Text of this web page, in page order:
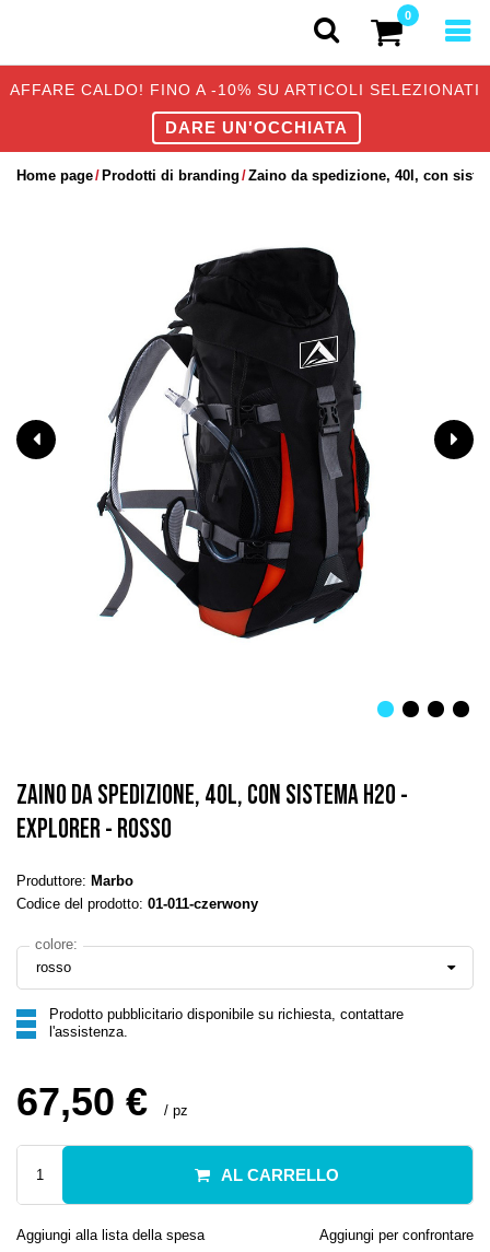
AFFARE CALDO! FINO A -10% SU ARTICOLI SELEZIONATI
DARE UN'OCCHIATA
0
Home page Prodotti di branding Zaino da spedizione, 40l, con
ZAINO DA SPEDIZIONE, 40L, CON SISTEMA H2O -
EXPLORER - ROSSO
Produttore: Marbo
Codice del prodotto: 01-011-czerwony
colore:
rosso
Prodotto pubblicitario disponibile su richiesta, contattare
l'assistenza.
67,50 € / pz
AL CARRELLO
Aggiungi alla lista della spesa Aggiungi per confrontare